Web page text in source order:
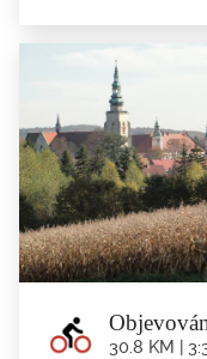
Trasa: Minsterberk -
30.8 KM |